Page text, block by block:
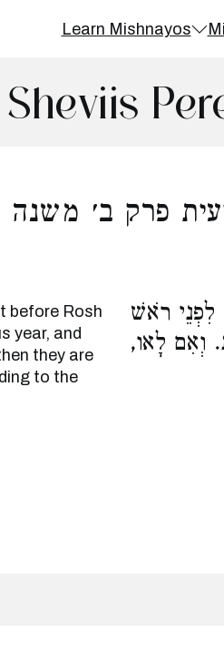
Learn Mishnayos
פרק ב׳ משנה
before Rosh
year, and
they are
to the
לִפְנֵי רֹאשׁ
וְאִם לָאו,